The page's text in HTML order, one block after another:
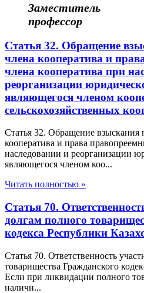
Заместитель
профессор
Статья 32. Обращение
члена кооператива и
члена кооператива при
реорганизации
являющегося членом
сельскохозяйственных
Статья 32. Обращение взыскания
кооператива и права
наследовании и реорганизации
являющегося членом коо...
Читать полностью »
Статья 70.
долгам полного
кодекса Республики
Статья 70. Ответственность
товарищества Гражданского
Если при ликвидации полного
наличн...